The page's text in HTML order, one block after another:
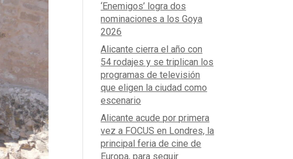
‘Enemigos’ logra dos
nominaciones a los Goya
2026
Alicante cierra el año con
54 rodajes y se triplican los
programas de televisión
que eligen la ciudad como
escenario
Alicante acude por primera
vez a FOCUS en Londres, la
principal feria de cine de
Europa, para seguir